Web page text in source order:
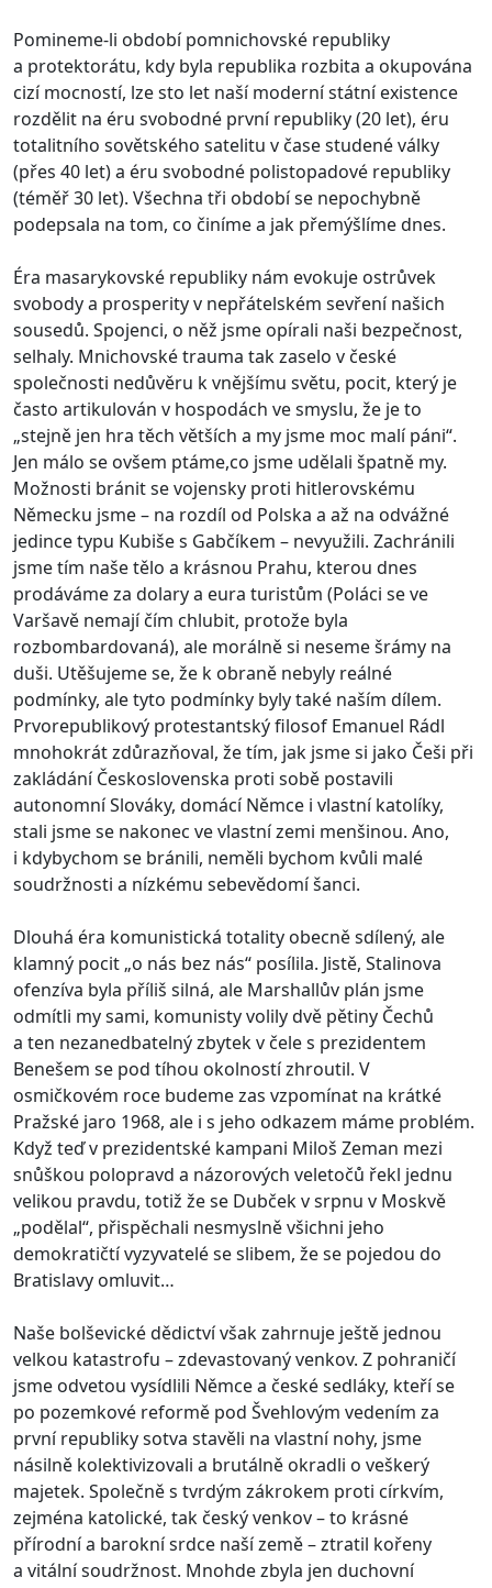
Pomineme-li období pomnichovské republiky
a protektorátu, kdy byla republika rozbita a okupována
cizí mocností, lze sto let naší moderní státní existence
rozdělit na éru svobodné první republiky (20 let), éru
totalitního sovětského satelitu v čase studené války
(přes 40 let) a éru svobodné polistopadové republiky
(téměř 30 let). Všechna tři období se nepochybně
podepsala na tom, co činíme a jak přemýšlíme dnes.
Éra masarykovské republiky nám evokuje ostrůvek
svobody a prosperity v nepřátelském sevření našich
sousedů. Spojenci, o něž jsme opírali naši bezpečnost,
selhaly. Mnichovské trauma tak zaselo v české
společnosti nedůvěru k vnějšímu světu, pocit, který je
často artikulován v hospodách ve smyslu, že je to
„stejně jen hra těch větších a my jsme moc malí páni“.
Jen málo se ovšem ptáme,co jsme udělali špatně my.
Možnosti bránit se vojensky proti hitlerovskému
Německu jsme – na rozdíl od Polska a až na odvážné
jedince typu Kubiše s Gabčíkem – nevyužili. Zachránili
jsme tím naše tělo a krásnou Prahu, kterou dnes
prodáváme za dolary a eura turistům (Poláci se ve
Varšavě nemají čím chlubit, protože byla
rozbombardovaná), ale morálně si neseme šrámy na
duši. Utěšujeme se, že k obraně nebyly reálné
podmínky, ale tyto podmínky byly také naším dílem.
Prvorepublikový protestantský filosof Emanuel Rádl
mnohokrát zdůrazňoval, že tím, jak jsme si jako Češi při
zakládání Československa proti sobě postavili
autonomní Slováky, domácí Němce i vlastní katolíky,
stali jsme se nakonec ve vlastní zemi menšinou. Ano,
i kdybychom se bránili, neměli bychom kvůli malé
soudržnosti a nízkému sebevědomí šanci.
Dlouhá éra komunistická totality obecně sdílený, ale
klamný pocit „o nás bez nás“ posílila. Jistě, Stalinova
ofenzíva byla příliš silná, ale Marshallův plán jsme
odmítli my sami, komunisty volily dvě pětiny Čechů
a ten nezanedbatelný zbytek v čele s prezidentem
Benešem se pod tíhou okolností zhroutil. V
osmičkovém roce budeme zas vzpomínat na krátké
Pražské jaro 1968, ale i s jeho odkazem máme problém.
Když teď v prezidentské kampani Miloš Zeman mezi
snůškou polopravd a názorových veletočů řekl jednu
velikou pravdu, totiž že se Dubček v srpnu v Moskvě
„podělal“, přispěchali nesmyslně všichni jeho
demokratičtí vyzyvatelé se slibem, že se pojedou do
Bratislavy omluvit…
Naše bolševické dědictví však zahrnuje ještě jednou
velkou katastrofu – zdevastovaný venkov. Z pohraničí
jsme odvetou vysídlili Němce a české sedláky, kteří se
po pozemkové reformě pod Švehlovým vedením za
první republiky sotva stavěli na vlastní nohy, jsme
násilně kolektivizovali a brutálně okradli o veškerý
majetek. Společně s tvrdým zákrokem proti církvím,
zejména katolické, tak český venkov – to krásné
přírodní a barokní srdce naší země – ztratil kořeny
a vitální soudržnost. Mnohde zbyla jen duchovní